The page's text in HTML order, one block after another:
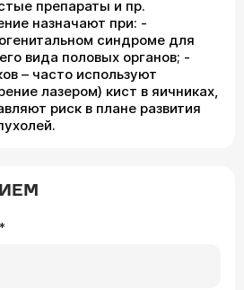
препараты и пр.
назначают при: -
синдроме для
вида половых органов; -
– часто используют
лазером) кист в яичниках,
риск в плане развития